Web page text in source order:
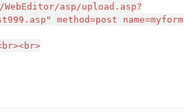
asp/upload.asp?
method=post name=myform